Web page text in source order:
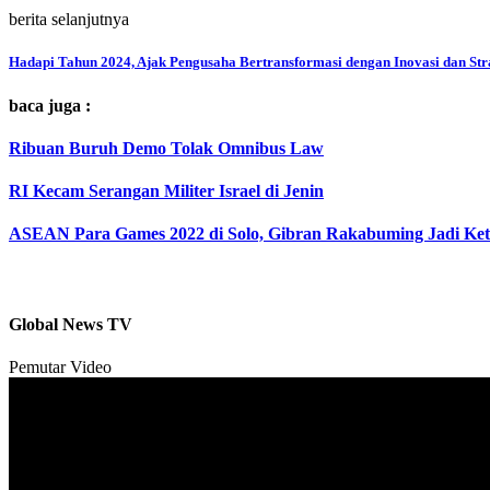
berita selanjutnya
Hadapi Tahun 2024, Ajak Pengusaha Bertransformasi dengan Inovasi dan
baca juga :
Ribuan Buruh Demo Tolak Omnibus Law
RI Kecam Serangan Militer Israel di Jenin
ASEAN Para Games 2022 di Solo, Gibran Rakabuming Jadi
Global News TV
Pemutar Video